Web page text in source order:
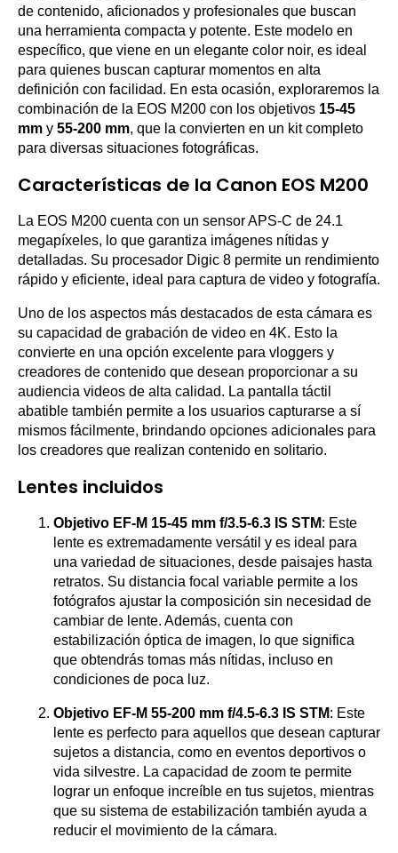
de contenido, aficionados y profesionales que buscan
una herramienta compacta y potente. Este modelo en
específico, que viene en un elegante color noir, es ideal
para quienes buscan capturar momentos en alta
definición con facilidad. En esta ocasión, exploraremos la
combinación de la EOS M200 con los objetivos 15-45
mm y 55-200 mm, que la convierten en un kit completo
para diversas situaciones fotográficas.
Características de la Canon EOS M200
La EOS M200 cuenta con un sensor APS-C de 24.1
megapíxeles, lo que garantiza imágenes nítidas y
detalladas. Su procesador Digic 8 permite un rendimiento
rápido y eficiente, ideal para captura de video y fotografía.
Uno de los aspectos más destacados de esta cámara es
su capacidad de grabación de video en 4K. Esto la
convierte en una opción excelente para vloggers y
creadores de contenido que desean proporcionar a su
audiencia videos de alta calidad. La pantalla táctil
abatible también permite a los usuarios capturarse a sí
mismos fácilmente, brindando opciones adicionales para
los creadores que realizan contenido en solitario.
Lentes incluidos
Objetivo EF-M 15-45 mm f/3.5-6.3 IS STM: Este
lente es extremadamente versátil y es ideal para
una variedad de situaciones, desde paisajes hasta
retratos. Su distancia focal variable permite a los
fotógrafos ajustar la composición sin necesidad de
cambiar de lente. Además, cuenta con
estabilización óptica de imagen, lo que significa
que obtendrás tomas más nítidas, incluso en
condiciones de poca luz.
Objetivo EF-M 55-200 mm f/4.5-6.3 IS STM: Este
lente es perfecto para aquellos que desean capturar
sujetos a distancia, como en eventos deportivos o
vida silvestre. La capacidad de zoom te permite
lograr un enfoque increíble en tus sujetos, mientras
que su sistema de estabilización también ayuda a
reducir el movimiento de la cámara.